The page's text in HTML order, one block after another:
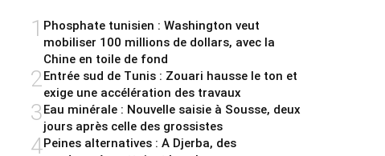
1 Phosphate tunisien : Washington veut
mobiliser 100 millions de dollars, avec la
Chine en toile de fond
2Entrée sud de Tunis : Zouari hausse le ton et
exige une accélération des travaux
3Eau minérale : Nouvelle saisie à Sousse, deux
jours après celle des grossistes
4Peines alternatives : A Djerba, des